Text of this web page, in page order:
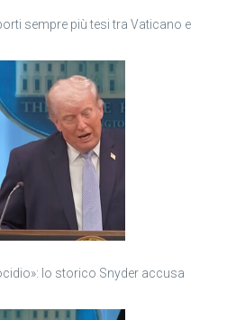
sempre più tesi tra Vaticano e
lo storico Snyder accusa